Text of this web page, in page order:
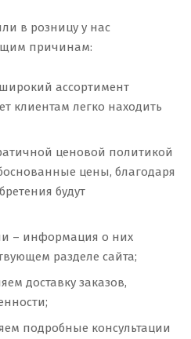
в розницу у нас
причинам:
ассортимент
клиентам легко находить
ценовой политикой
цены, благодаря
будут
– информация о них
разделе сайта;
доставку заказов,
подробные консультации